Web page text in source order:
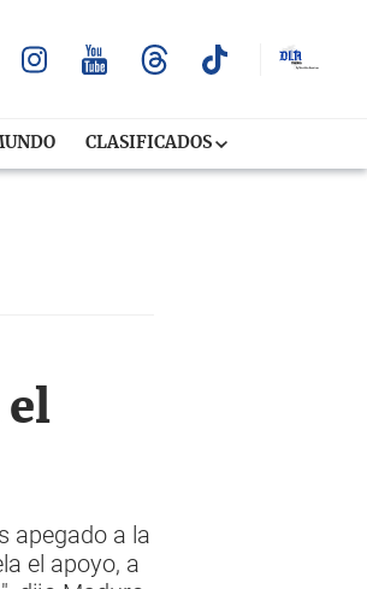
CLASIFICADOS
el
apegado a la
el apoyo, a